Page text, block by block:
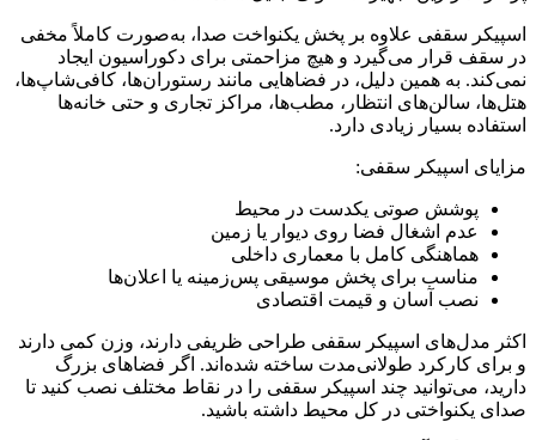
اسپیکر سقفی علاوه بر پخش یکنواخت صدا، به‌صورت کاملاً مخفی
در سقف قرار می‌گیرد و هیچ مزاحمتی برای دکوراسیون ایجاد
نمی‌کند. به همین دلیل، در فضاهایی مانند رستوران‌ها، کافی‌شاپ‌ها،
هتل‌ها، سالن‌های انتظار، مطب‌ها، مراکز تجاری و حتی خانه‌ها
استفاده بسیار زیادی دارد.
مزایای اسپیکر سقفی:
پوشش صوتی یکدست در محیط
عدم اشغال فضا روی دیوار یا زمین
هماهنگی کامل با معماری داخلی
مناسب برای پخش موسیقی پس‌زمینه یا اعلان‌ها
نصب آسان و قیمت اقتصادی
اکثر مدل‌های اسپیکر سقفی طراحی ظریفی دارند، وزن کمی دارند
و برای کارکرد طولانی‌مدت ساخته شده‌اند. اگر فضاهای بزرگ
دارید، می‌توانید چند اسپیکر سقفی را در نقاط مختلف نصب کنید تا
صدای یکنواختی در کل محیط داشته باشید.